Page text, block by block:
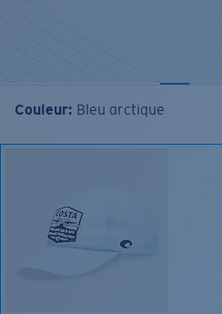
Couleur: Bleu arctique